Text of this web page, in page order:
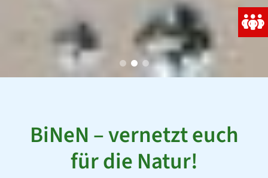
BiNeN – vernetzt euch
für die Natur!